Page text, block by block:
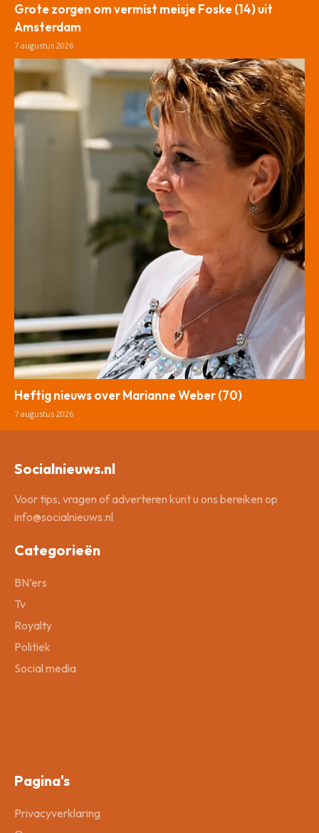
Grote zorgen om vermist meisje Foske (14) uit
Amsterdam
7 augustus 2026
Heftig nieuws over Marianne Weber (70)
7 augustus 2026
Socialnieuws.nl
Voor tips, vragen of adverteren kunt u ons bereiken op
info@socialnieuws.nl
Categorieën
BN’ers
Tv
Royalty
Politiek
Social media
Pagina's
Privacyverklaring